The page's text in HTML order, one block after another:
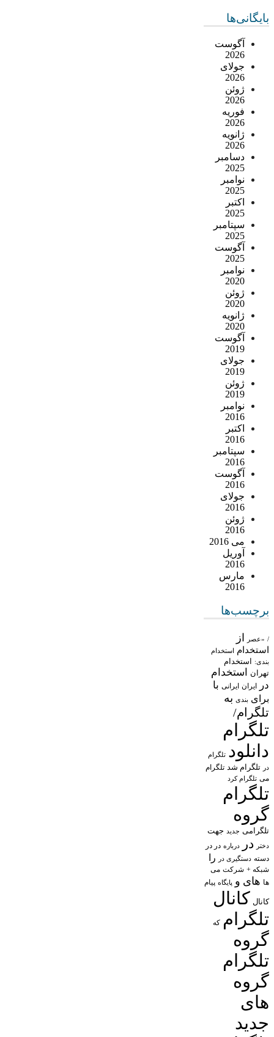
بایگانی‌ها
آگوست
2026
جولای
2026
ژوئن
2026
فوریه
2026
ژانویه
2026
دسامبر
2025
نوامبر
2025
اکتبر
2025
سپتامبر
2025
آگوست
2025
نوامبر
2020
ژوئن
2020
ژانویه
2020
آگوست
2019
جولای
2019
ژوئن
2019
نوامبر
2016
اکتبر
2016
سپتامبر
2016
آگوست
2016
جولای
2016
ژوئن
2016
می 2016
آوریل
2016
مارس
2016
برچسب‌ها
/ «عصر از
استخدام استخدام
بندی: استخدام
تهران
استخدام
در
ایران ایرانی با
برای بندی به
تلگرام/
تلگرام
دانلود تلگرام
در تلگرام شد تلگرام
می تلگرام کرد
تلگرام
گروه
تلگرامی جدید جهت
دختر در درباره در در
دسته دستگیری در را
شبکه + شرکت می
ها های و پایگاه پیام
کانال کانال
تلگرام که
گروه
تلگرام
گروه
های
جدید